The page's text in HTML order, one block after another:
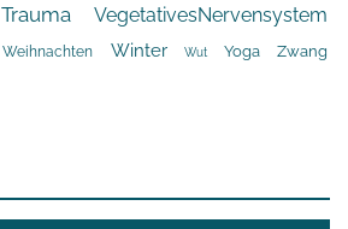
Trauma VegetativesNervensystem
Weihnachten Winter Wut Yoga Zwang